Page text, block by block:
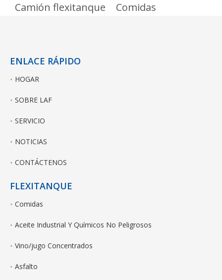
Camión flexitanque Comidas
ENLACE RÁPIDO
HOGAR
SOBRE LAF
SERVICIO
NOTICIAS
CONTÁCTENOS
FLEXITANQUE
Comidas
Aceite Industrial Y Químicos No Peligrosos
Vino/jugo Concentrados
Asfalto